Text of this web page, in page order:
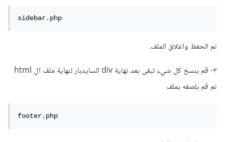
sidebar.php
ثم الحفظ واغلاق الملف.
٣- قم بنسخ كل شيء تبقى بعد نهاية div السايدبار لنهاية ملف ال html
ثم قم بلصقه بملف
footer.php